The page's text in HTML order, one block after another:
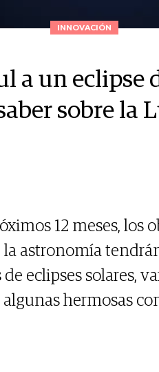
INNOVACIÓN
a un eclipse
sobre la
12 meses, los
la astronomía
eclipses solares,
hermosas